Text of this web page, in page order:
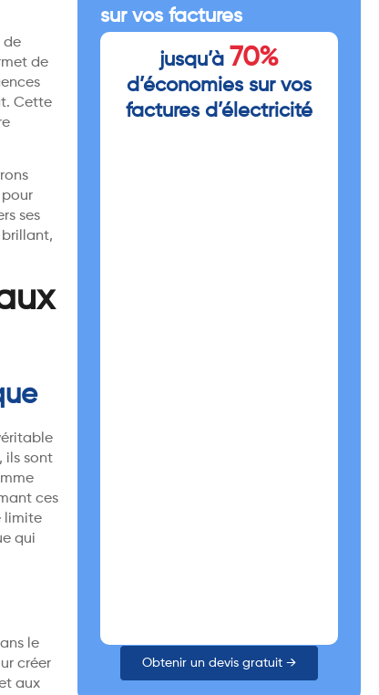
de
de
Cette
ses
brillant,
ils sont
ces
limite
qui
le
créer
aux
sur vos factures
jusqu’à 70%
d’économies sur vos
factures d’électricité
Obtenir un devis gratuit →